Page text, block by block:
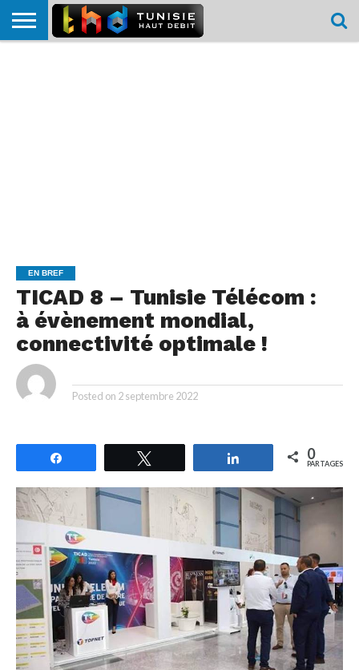
EN BREF
TICAD 8 – Tunisie Télécom :
à évènement mondial,
connectivité optimale !
Posted on 2 septembre 2022
Partagez 0
PARTAGES